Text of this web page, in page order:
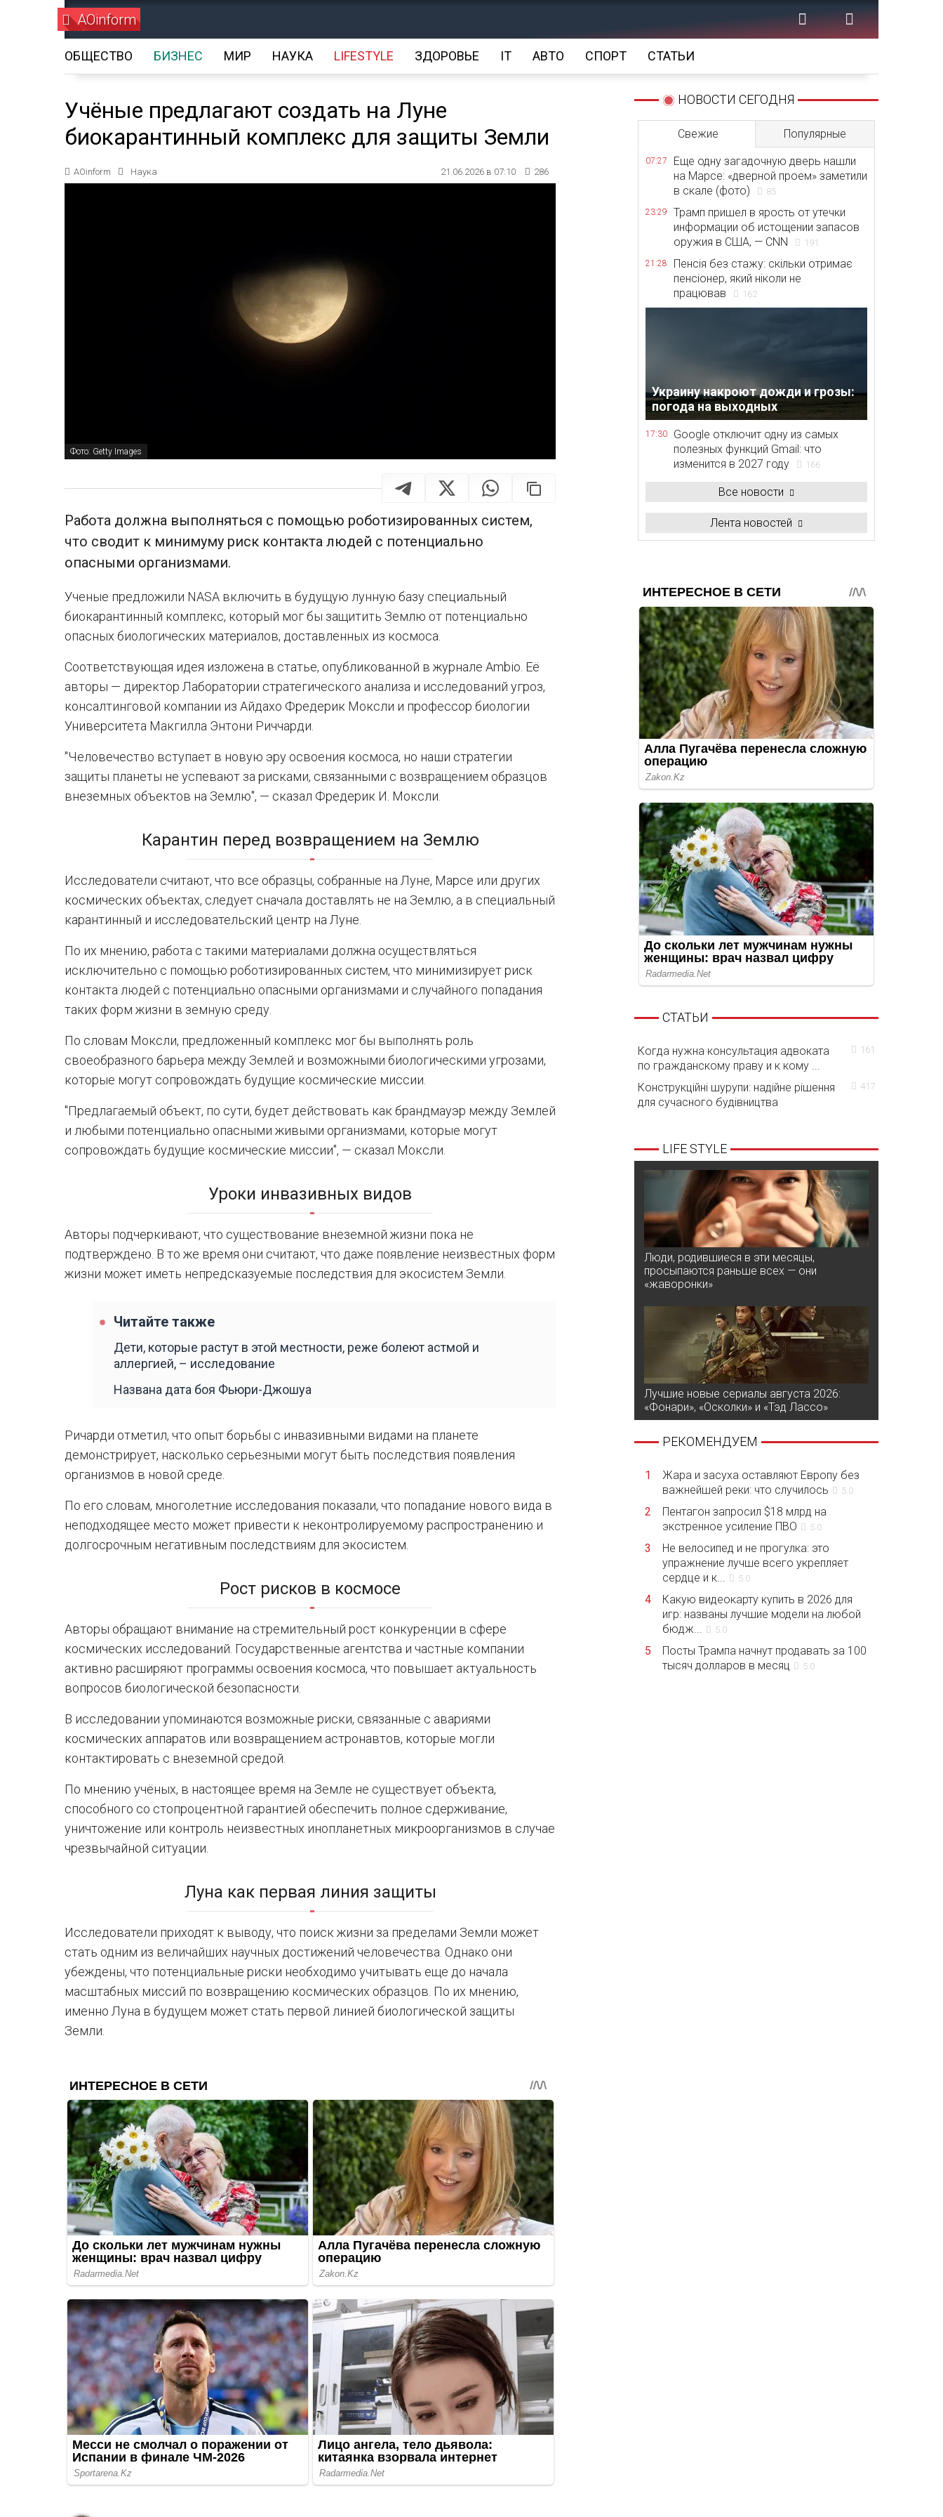
AOinform
ОБЩЕСТВО БИЗНЕС МИР НАУКА LIFESTYLE ЗДОРОВЬЕ IT АВТО СПОРТ СТАТЬИ
Учёные предлагают создать на Луне
биокарантинный комплекс для защиты Земли
AOinform Наука 21.06.2026 в 07:10 286
Фото: Getty Images
Работа должна выполняться с помощью роботизированных систем,
что сводит к минимуму риск контакта людей с потенциально
опасными организмами.
Ученые предложили NASA включить в будущую лунную базу специальный
биокарантинный комплекс, который мог бы защитить Землю от потенциально
опасных биологических материалов, доставленных из космоса.
Соответствующая идея изложена в статье, опубликованной в журнале Ambio. Её
авторы — директор Лаборатории стратегического анализа и исследований угроз,
консалтинговой компании из Айдахо Фредерик Моксли и профессор биологии
Университета Макгилла Энтони Риччарди.
"Человечество вступает в новую эру освоения космоса, но наши стратегии
защиты планеты не успевают за рисками, связанными с возвращением образцов
внеземных объектов на Землю", — сказал Фредерик И. Моксли.
Карантин перед возвращением на Землю
Исследователи считают, что все образцы, собранные на Луне, Марсе или других
космических объектах, следует сначала доставлять не на Землю, а в специальный
карантинный и исследовательский центр на Луне.
По их мнению, работа с такими материалами должна осуществляться
исключительно с помощью роботизированных систем, что минимизирует риск
контакта людей с потенциально опасными организмами и случайного попадания
таких форм жизни в земную среду.
По словам Моксли, предложенный комплекс мог бы выполнять роль
своеобразного барьера между Землей и возможными биологическими угрозами,
которые могут сопровождать будущие космические миссии.
"Предлагаемый объект, по сути, будет действовать как брандмауэр между Землей
и любыми потенциально опасными живыми организмами, которые могут
сопровождать будущие космические миссии", — сказал Моксли.
Уроки инвазивных видов
Авторы подчеркивают, что существование внеземной жизни пока не
подтверждено. В то же время они считают, что даже появление неизвестных форм
жизни может иметь непредсказуемые последствия для экосистем Земли.
Читайте также
Дети, которые растут в этой местности, реже болеют астмой и
аллергией, – исследование
Названа дата боя Фьюри-Джошуа
Ричарди отметил, что опыт борьбы с инвазивными видами на планете
демонстрирует, насколько серьезными могут быть последствия появления
организмов в новой среде.
По его словам, многолетние исследования показали, что попадание нового вида в
неподходящее место может привести к неконтролируемому распространению и
долгосрочным негативным последствиям для экосистем.
Рост рисков в космосе
Авторы обращают внимание на стремительный рост конкуренции в сфере
космических исследований. Государственные агентства и частные компании
активно расширяют программы освоения космоса, что повышает актуальность
вопросов биологической безопасности.
В исследовании упоминаются возможные риски, связанные с авариями
космических аппаратов или возвращением астронавтов, которые могли
контактировать с внеземной средой.
По мнению учёных, в настоящее время на Земле не существует объекта,
способного со стопроцентной гарантией обеспечить полное сдерживание,
уничтожение или контроль неизвестных инопланетных микроорганизмов в случае
чрезвычайной ситуации.
Луна как первая линия защиты
Исследователи приходят к выводу, что поиск жизни за пределами Земли может
стать одним из величайших научных достижений человечества. Однако они
убеждены, что потенциальные риски необходимо учитывать еще до начала
масштабных миссий по возвращению космических образцов. По их мнению,
именно Луна в будущем может стать первой линией биологической защиты
Земли.
НОВОСТИ СЕГОДНЯ
Свежие Популярные
07:27
Еще одну загадочную дверь нашли
на Марсе: «дверной проем» заметили
в скале (фото)
85
23:29
Трамп пришел в ярость от утечки
информации об истощении запасов
оружия в США, — CNN
191
21:28
Пенсія без стажу: скільки отримає
пенсіонер, який ніколи не
працював
162
Украину накроют дожди и грозы:
погода на выходных
17:30
Google отключит одну из самых
полезных функций Gmail: что
изменится в 2027 году
166
Все новости
Лента новостей
СТАТЬИ
Когда нужна консультация адвоката
по гражданскому праву и к кому ...
161
Конструкційні шурупи: надійне рішення
для сучасного будівництва
417
LIFE STYLE
Люди, родившиеся в эти месяцы,
просыпаются раньше всех — они
«жаворонки»
Лучшие новые сериалы августа 2026:
«Фонари», «Осколки» и «Тэд Лассо»
РЕКОМЕНДУЕМ
1
Жара и засуха оставляют Европу без
важнейшей реки: что случилось
5.0
2
Пентагон запросил $18 млрд на
экстренное усиление ПВО
5.0
3
Не велосипед и не прогулка: это
упражнение лучше всего укрепляет
сердце и к...
5.0
4
Какую видеокарту купить в 2026 для
игр: названы лучшие модели на любой
бюдж...
5.0
5
Посты Трампа начнут продавать за 100
тысяч долларов в месяц
5.0